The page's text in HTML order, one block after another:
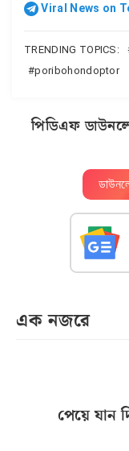
Viral News on
TRENDING TOPICS:
poribohondoptor
পিডিএফ
এক নজরে
পেয়ে যান